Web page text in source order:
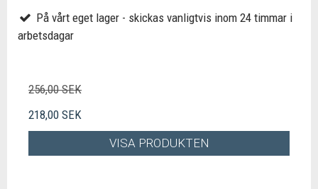
På vårt eget lager - skickas vanligtvis inom 24 timmar i
arbetsdagar
256,00 SEK
218,00 SEK
VISA PRODUKTEN